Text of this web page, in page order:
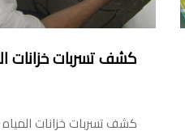
كشف تسربات خزانات
كشف تسربات خزانات